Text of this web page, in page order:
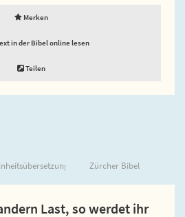
Merken
in der Bibel online lesen
Teilen
Zürcher Bibel
Last, so werdet ihr